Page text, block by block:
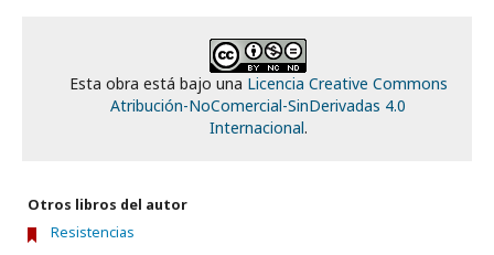
Esta obra está bajo una Licencia Creative Commons
Atribución-NoComercial-SinDerivadas 4.0
Internacional.
Otros libros del autor
Resistencias